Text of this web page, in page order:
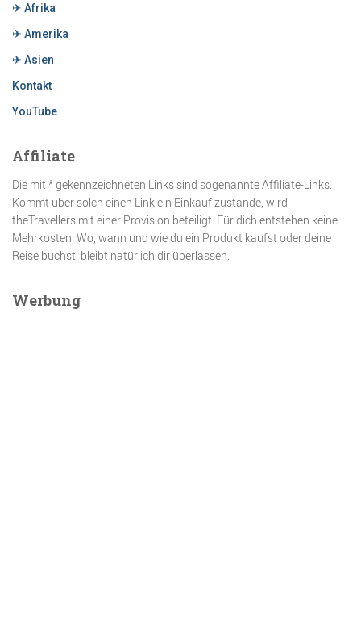
✈ Afrika
✈ Amerika
✈ Asien
Kontakt
YouTube
Affiliate
Die mit * gekennzeichneten Links sind sogenannte Affiliate-Links.
Kommt über solch einen Link ein Einkauf zustande, wird
theTravellers mit einer Provision beteiligt. Für dich entstehen keine
Mehrkosten. Wo, wann und wie du ein Produkt kaufst oder deine
Reise buchst, bleibt natürlich dir überlassen.
Werbung